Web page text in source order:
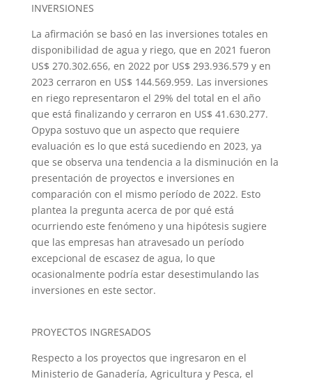
INVERSIONES
La afirmación se basó en las inversiones totales en
disponibilidad de agua y riego, que en 2021 fueron
US$ 270.302.656, en 2022 por US$ 293.936.579 y en
2023 cerraron en US$ 144.569.959. Las inversiones
en riego representaron el 29% del total en el año
que está finalizando y cerraron en US$ 41.630.277.
Opypa sostuvo que un aspecto que requiere
evaluación es lo que está sucediendo en 2023, ya
que se observa una tendencia a la disminución en la
presentación de proyectos e inversiones en
comparación con el mismo período de 2022. Esto
plantea la pregunta acerca de por qué está
ocurriendo este fenómeno y una hipótesis sugiere
que las empresas han atravesado un período
excepcional de escasez de agua, lo que
ocasionalmente podría estar desestimulando las
inversiones en este sector.
PROYECTOS INGRESADOS
Respecto a los proyectos que ingresaron en el
Ministerio de Ganadería, Agricultura y Pesca, el